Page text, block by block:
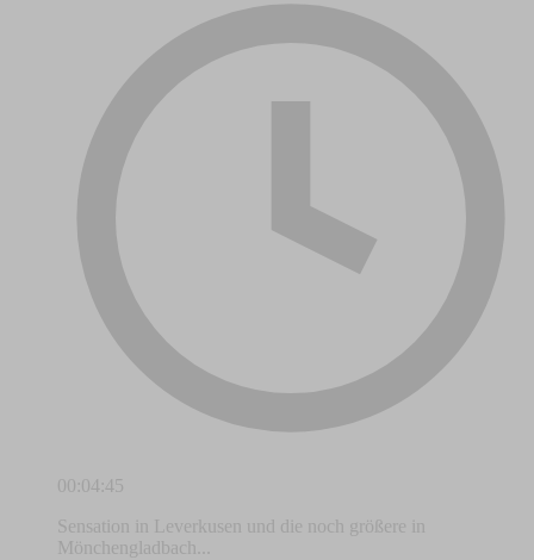
00:04:45
Sensation in Leverkusen und die noch größere in
Mönchengladbach...